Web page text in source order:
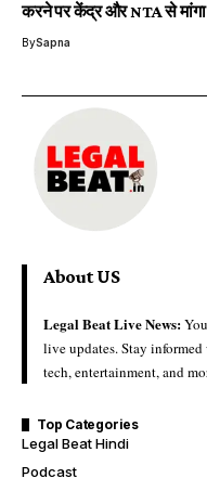
करने पर केंद्र और NTA से
BySapna
About US
Legal Beat Live News:
live updates. Stay
tech, entertainment, and
Top Categories
Legal Beat Hindi
Podcast